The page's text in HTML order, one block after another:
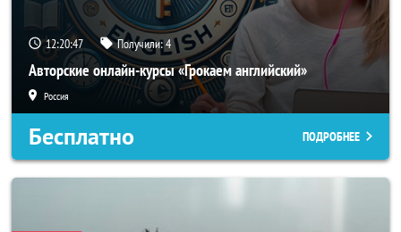
12:20:44 Получили:4
Авторские онлайн-курсы «Грокаем английский»
Россия
Бесплатно ПОДРОБНЕЕ